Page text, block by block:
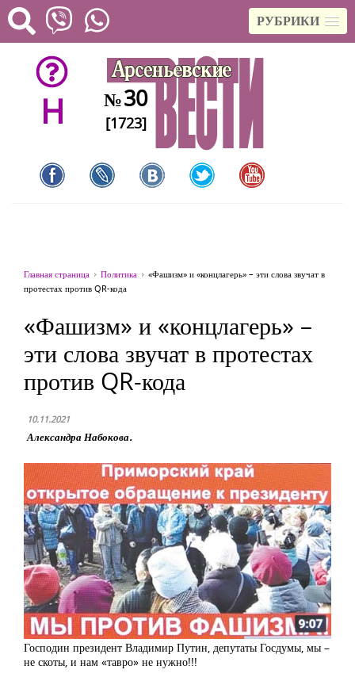
РУБРИКИ
H №30
[1723]
Главная страница Политика
«Фашизм» и «концлагерь» – эти слова звучат в
протестах против QR-кода
«Фашизм» и «концлагерь» –
эти слова звучат в протестах
против QR-кода
10.11.2021
Александра Набокова.
Господин президент Владимир Путин, депутаты Госдумы, мы –
не скоты, и нам «тавро» не нужно!!!